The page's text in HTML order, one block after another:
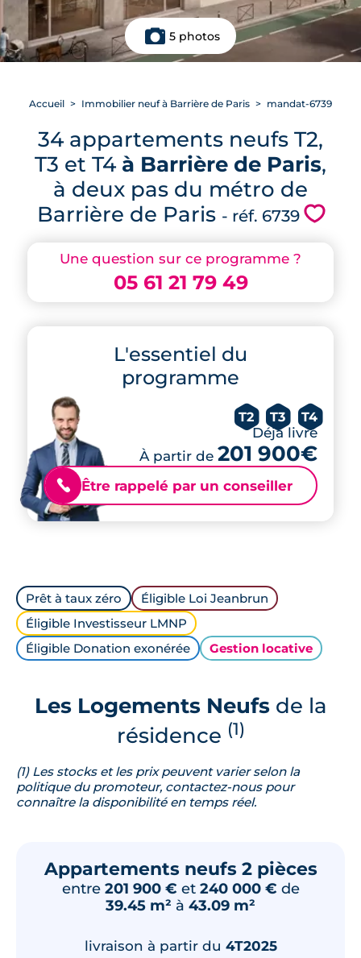
5 photos
Une question sur ce programme ?
05 61 21 79 49
L'essentiel du
programme
T2 T3 T4
Déjà livré
À partir de 201 900€
📞 Être rappelé par un conseiller
Accueil Immobilier neuf à Barrière de Paris mandat-6739
34 appartements neufs T2,
T3 et T4 à Barrière de Paris,
à deux pas du métro de
Barrière de Paris - réf. 6739 💗
Prêt à taux zéro
Éligible Loi Jeanbrun
Éligible Investisseur LMNP
Éligible Donation exonérée
Gestion locative
Les Logements Neufsde la
résidence (1)
(1) Les stocks et les prix peuvent varier selon la
politique du promoteur, contactez-nous pour
connaître la disponibilité en temps réel.
Appartements neufs 2 pièces
entre 201 900 € et 240 000 € de
39.45 m² à 43.09 m²
livraison à partir du 4T2025